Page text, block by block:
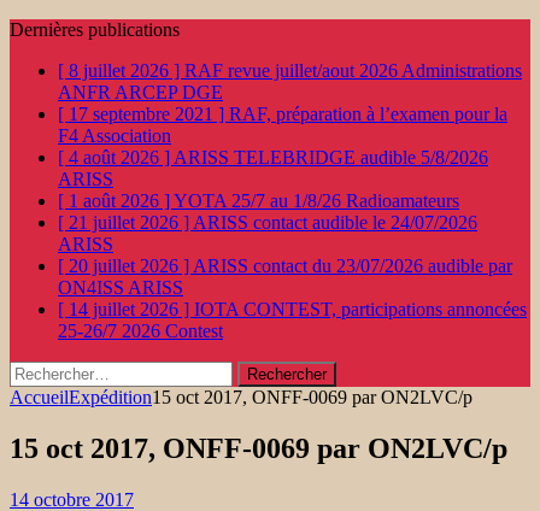
Dernières publications
[ 8 juillet 2026 ] RAF revue juillet/aout 2026 Administrations
ANFR ARCEP DGE
[ 17 septembre 2021 ] RAF, préparation à l’examen pour la
F4 Association
[ 4 août 2026 ] ARISS TELEBRIDGE audible 5/8/2026
ARISS
[ 1 août 2026 ]YOTA 25/7 au 1/8/26 Radioamateurs
[ 21 juillet 2026 ] ARISS contact audible le 24/07/2026
ARISS
[ 20 juillet 2026 ] ARISS contact du 23/07/2026 audible par
ON4ISS ARISS
[ 14 juillet 2026 ] IOTA CONTEST, participations annoncées
25-26/7 2026 Contest
Rechercher :
AccueilExpédition15 oct 2017, ONFF-0069 par ON2LVC/p
15 oct 2017, ONFF-0069 par ON2LVC/p
14 octobre 2017